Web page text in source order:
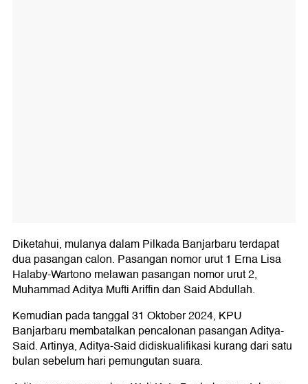
Diketahui, mulanya dalam Pilkada Banjarbaru terdapat
dua pasangan calon. Pasangan nomor urut 1 Erna Lisa
Halaby-Wartono melawan pasangan nomor urut 2,
Muhammad Aditya Mufti Ariffin dan Said Abdullah.
Kemudian pada tanggal 31 Oktober 2024, KPU
Banjarbaru membatalkan pencalonan pasangan Aditya-
Said. Artinya, Aditya-Said didiskualifikasi kurang dari satu
bulan sebelum hari pemungutan suara.